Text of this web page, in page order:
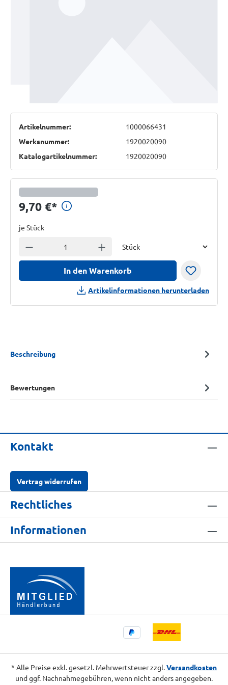
Artikelnummer:
1000066431
Werksnummer:
1920020090
Katalogartikelnummer:
1920020090
9,70 €* Preisinformationen anzeigen
je Stück
Anzahl verringern Anzahl erhöhen
In den Warenkorb
Artikelinformationen herunterladen
Beschreibung
Bewertungen
Kontakt
Vertrag widerrufen
Rechtliches
Informationen
* Alle Preise exkl. gesetzl. Mehrwertsteuer zzgl.Versandkosten
und ggf. Nachnahmegebühren, wenn nicht anders angegeben.